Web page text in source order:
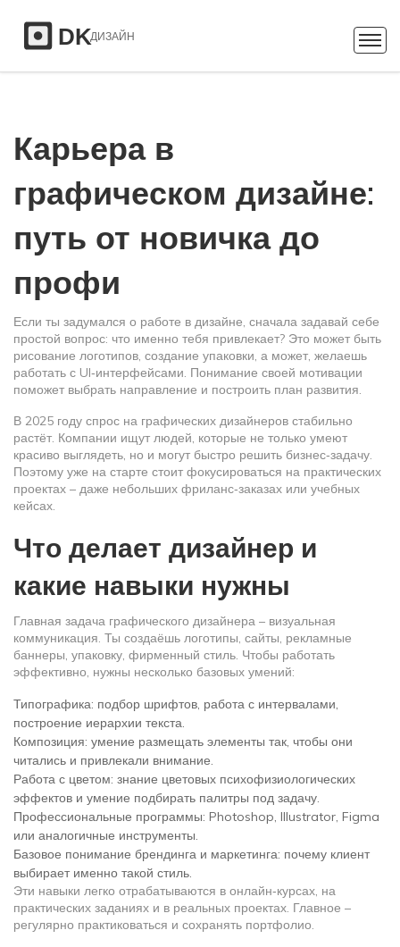
Карьера в
графическом дизайне:
путь от новичка до
профи
Если ты задумался о работе в дизайне, сначала задавай себе
простой вопрос: что именно тебя привлекает? Это может быть
рисование логотипов, создание упаковки, а может, желаешь
работать с UI‑интерфейсами. Понимание своей мотивации
поможет выбрать направление и построить план развития.
В 2025 году спрос на графических дизайнеров стабильно
растёт. Компании ищут людей, которые не только умеют
красиво выглядеть, но и могут быстро решить бизнес‑задачу.
Поэтому уже на старте стоит фокусироваться на практических
проектах – даже небольших фриланс‑заказах или учебных
кейсах.
Что делает дизайнер и
какие навыки нужны
Главная задача графического дизайнера – визуальная
коммуникация. Ты создаёшь логотипы, сайты, рекламные
баннеры, упаковку, фирменный стиль. Чтобы работать
эффективно, нужны несколько базовых умений:
Типографика: подбор шрифтов, работа с интервалами,
построение иерархии текста.
Композиция: умение размещать элементы так, чтобы они
читались и привлекали внимание.
Работа с цветом: знание цветовых психофизиологических
эффектов и умение подбирать палитры под задачу.
Профессиональные программы: Photoshop, Illustrator, Figma
или аналогичные инструменты.
Базовое понимание брендинга и маркетинга: почему клиент
выбирает именно такой стиль.
Эти навыки легко отрабатываются в онлайн‑курсах, на
практических заданиях и в реальных проектах. Главное –
регулярно практиковаться и сохранять портфолио.